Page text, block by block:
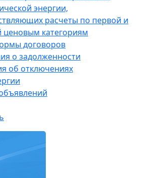
энергии,
расчеты по первой и
ценовым категориям
договоров
о задолженности
об отключениях